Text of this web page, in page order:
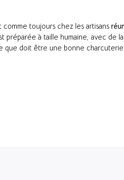
comme toujours chez les artisans
préparée à taille humaine, avec de
que doit être une bonne